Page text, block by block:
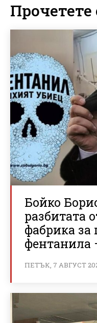
Бойко
разбитата
фабрика за
фентанила
ПЕТЪК, 7 АВГУСТ